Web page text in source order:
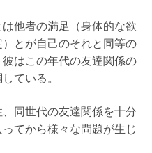
他者の満足（身体的な欲
とが自己のそれと同等の
はこの年代の友達関係の
ている。
同世代の友達関係を十分
てから様々な問題が生じ